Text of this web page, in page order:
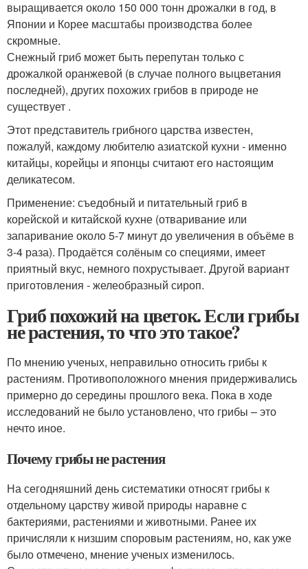
выращивается около 150 000 тонн дрожалки в год, в
Японии и Корее масштабы производства более
скромные.
Снежный гриб может быть перепутан только с
дрожалкой оранжевой (в случае полного выцветания
последней), других похожих грибов в природе не
существует .
Этот представитель грибного царства известен,
пожалуй, каждому любителю азиатской кухни - именно
китайцы, корейцы и японцы считают его настоящим
деликатесом.
Применение: съедобный и питательный гриб в
корейской и китайской кухне (отваривание или
запаривание около 5-7 минут до увеличения в объёме в
3-4 раза). Продаётся солёным со специями, имеет
приятный вкус, немного похрустывает. Другой вариант
приготовления - желеобразный сироп.
Гриб похожий на цветок. Если грибы
не растения, то что это такое?
По мнению ученых, неправильно относить грибы к
растениям. Противоположного мнения придерживались
примерно до середины прошлого века. Пока в ходе
исследований не было установлено, что грибы – это
нечто иное.
Почему грибы не растения
На сегодняшний день систематики относят грибы к
отдельному царству живой природы наравне с
бактериями, растениями и животными. Ранее их
причисляли к низшим споровым растениям, но, как уже
было отмечено, мнение ученых изменилось.